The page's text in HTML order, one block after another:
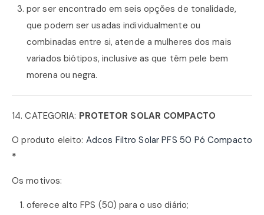
por ser encontrado em seis opções de tonalidade,
que podem ser usadas individualmente ou
combinadas entre si, atende a mulheres dos mais
variados biótipos, inclusive as que têm pele bem
morena ou negra.
14. CATEGORIA: PROTETOR SOLAR COMPACTO
O produto eleito: Adcos Filtro Solar PFS 50 Pó Compacto
*
Os motivos:
oferece alto FPS (50) para o uso diário;